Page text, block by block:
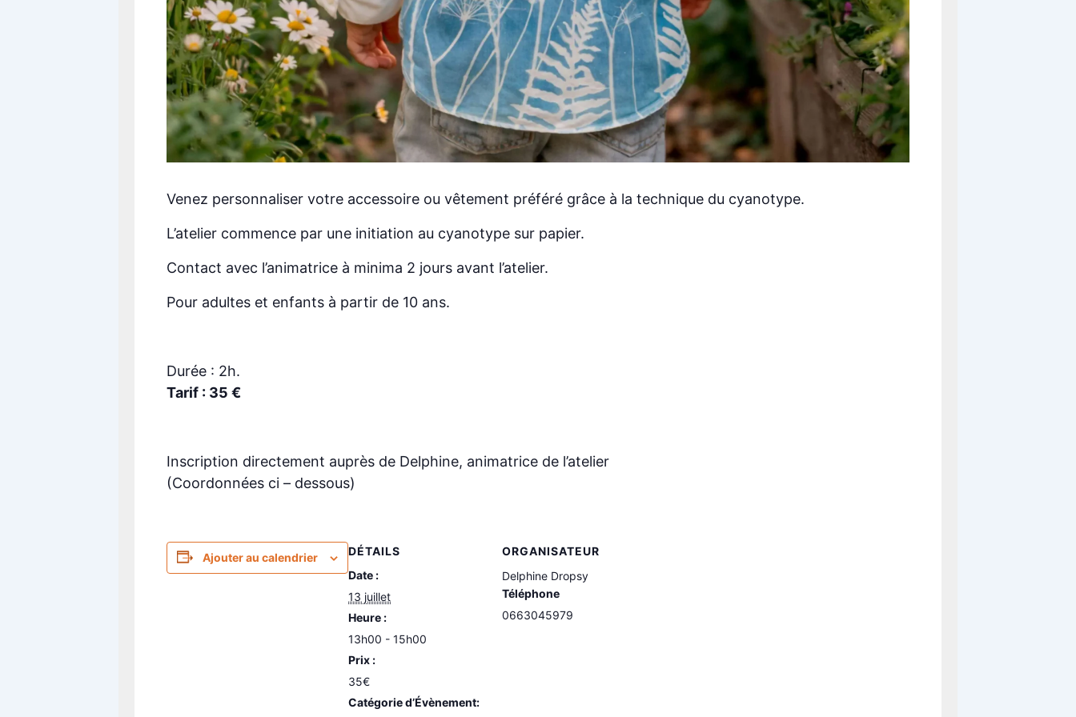
Venez personnaliser votre accessoire ou vêtement préféré grâce à la technique du cyanotype.
L’atelier commence par une initiation au cyanotype sur papier.
Contact avec l’animatrice à minima 2 jours avant l’atelier.
Pour adultes et enfants à partir de 10 ans.
Durée : 2h.
Tarif : 35 €
Inscription directement auprès de Delphine, animatrice de l’atelier
(Coordonnées ci – dessous)
Ajouter au calendrier
DÉTAILS
Date :
13 juillet
Heure :
13h00 - 15h00
Prix :
35€
Catégorie d’Évènement:
ORGANISATEUR
Delphine Dropsy
Téléphone
0663045979